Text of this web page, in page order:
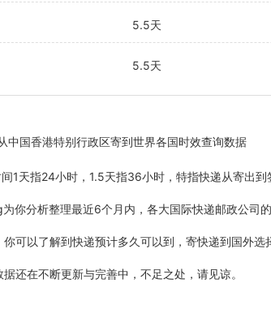
5.5天
5.5天
中国香港特别行政区寄到世界各国时效查询数据
1天指24小时，1.5天指36小时，特指快递从寄出到
你分析整理最近6个月内，各大国际快递邮政公司的
可以了解到快递预计多久可以到，寄快递到国外选
还在不断更新与完善中，不足之处，请见谅。